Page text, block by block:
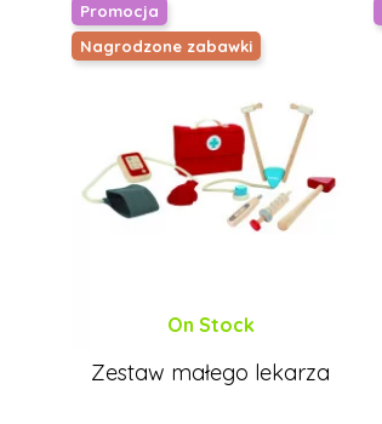
Promocja
Nagrodzone zabawki
On Stock
Zestaw małego lekarza